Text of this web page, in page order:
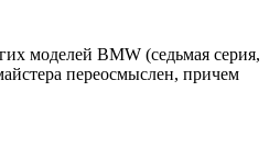
моделей BMW (седьмая серия,
переосмыслен, причем